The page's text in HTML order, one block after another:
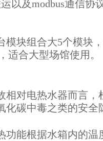
以及modbus通信协
块组合大5个模块
适合大型场馆使用。
相对电热水器而言
碳中毒之类的安全
能根据水箱内的温